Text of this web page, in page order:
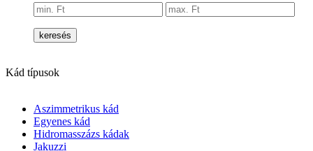
keresés
Kád típusok
Aszimmetrikus kád
Egyenes kád
Hidromasszázs kádak
Jakuzzi